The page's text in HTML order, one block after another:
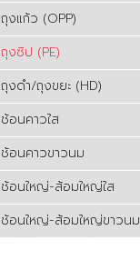
ถุงแก้ว (OPP)
ถุงซิป (PE)
ถุงดำ/ถุงขยะ (HD)
ช้อนคาวใส
ช้อนคาวขาวนม
ช้อนใหญ่-ส้อมใหญ่ใส
ช้อนใหญ่-ส้อมใหญ่ขาวนม